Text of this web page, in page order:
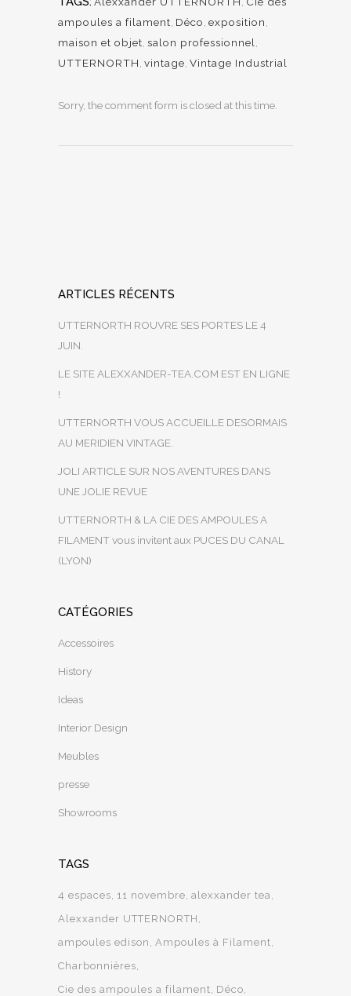
ampoules a filament Déco exposition
maison et objet salon professionnel
UTTERNORTH vintage Vintage Industrial
Sorry, the comment form is closed at this time.
ARTICLES RÉCENTS
UTTERNORTH ROUVRE SES PORTES LE 4
JUIN.
LE SITE ALEXXANDER-TEA.COM EST EN LIGNE
!
UTTERNORTH VOUS ACCUEILLE DESORMAIS
AU MERIDIEN VINTAGE.
JOLI ARTICLE SUR NOS AVENTURES DANS
UNE JOLIE REVUE
UTTERNORTH & LA CIE DES AMPOULES A
FILAMENT vous invitent aux PUCES DU CANAL
(LYON)
CATÉGORIES
Accessoires
History
Ideas
Interior Design
Meubles
presse
Showrooms
TAGS
4 espaces 11 novembre alexxander tea
Alexxander UTTERNORTH
ampoules edison
Ampoules à Filament
Charbonnières
Cie des ampoules a filament Déco